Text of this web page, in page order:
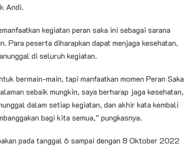
Andi.
kegiatan peran saka ini sebagai sarana
Para peserta diharapkan dapat menjaga kesehatan,
di seluruh kegiatan.
bermain-main, tapi manfaatkan momen Peran Saka
sebaik mungkin, saya berharap jaga kesehatan,
dalam setiap kegiatan, dan akhir kata kembali
bagi kita semua,” pungkasnya.
pada tanggal 6 sampai dengan 8 Oktober 2022